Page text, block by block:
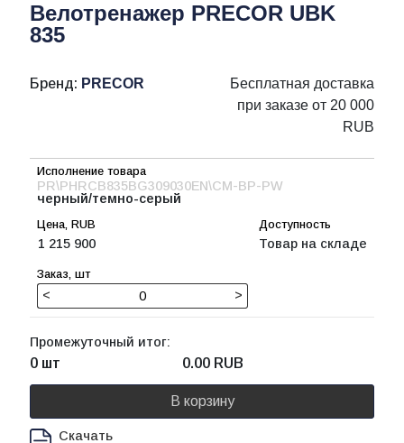
Велотренажер PRECOR UBK
835
Бренд: PRECOR
Бесплатная доставка
при заказе от 20 000
RUB
PR\PHRCB835BG309030EN\CM-BP-PW
черный/темно-серый
1 215 900 Товар на складе
< >
Скачать
Промежуточный итог:
0 шт 0.00 RUB
В корзину